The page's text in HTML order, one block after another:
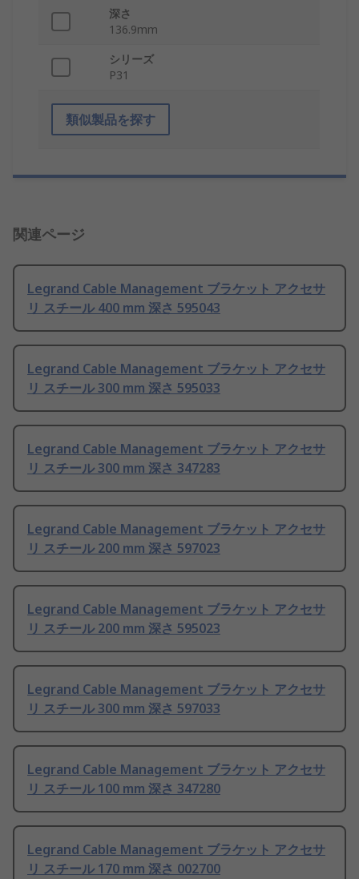
深さ
136.9mm
シリーズ
P31
類似製品を探す
関連ページ
Legrand Cable Management ブラケット アクセサ
リ スチール 400 mm 深さ 595043
Legrand Cable Management ブラケット アクセサ
リ スチール 300 mm 深さ 595033
Legrand Cable Management ブラケット アクセサ
リ スチール 300 mm 深さ 347283
Legrand Cable Management ブラケット アクセサ
リ スチール 200 mm 深さ 597023
Legrand Cable Management ブラケット アクセサ
リ スチール 200 mm 深さ 595023
Legrand Cable Management ブラケット アクセサ
リ スチール 300 mm 深さ 597033
Legrand Cable Management ブラケット アクセサ
リ スチール 100 mm 深さ 347280
Legrand Cable Management ブラケット アクセサ
リ スチール 170 mm 深さ 002700